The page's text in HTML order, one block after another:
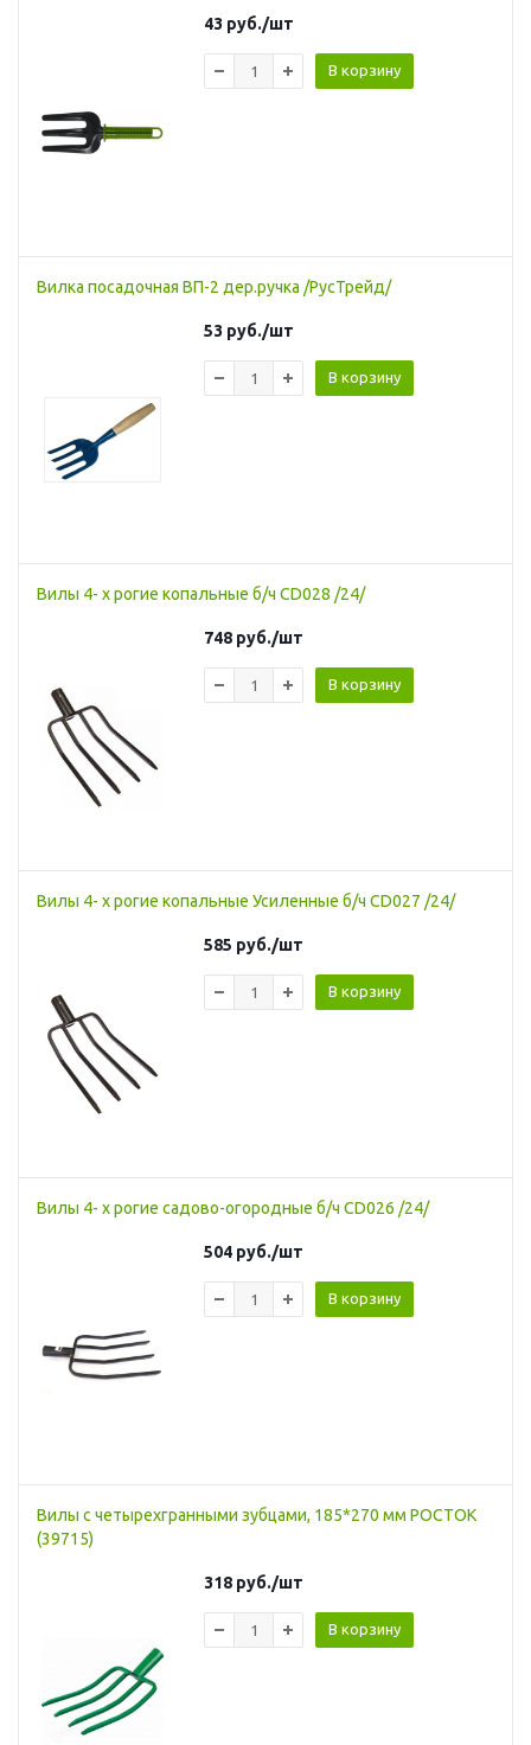
43 руб./шт
В корзину
Вилка посадочная ВП-2 дер.ручка /РусТрейд/
53 руб./шт
В корзину
Вилы 4- х рогие копальные б/ч CD028 /24/
748 руб./шт
В корзину
Вилы 4- х рогие копальные Усиленные б/ч CD027 /24/
585 руб./шт
В корзину
Вилы 4- х рогие садово-огородные б/ч CD026 /24/
504 руб./шт
В корзину
Вилы с четырехгранными зубцами, 185*270 мм РОСТОК
(39715)
318 руб./шт
В корзину